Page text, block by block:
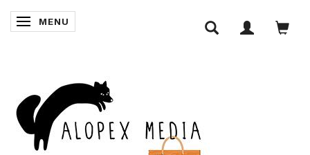
SKIFTE NAVIGATION
MENU